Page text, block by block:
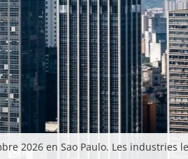
2026 en Sao Paulo. Les